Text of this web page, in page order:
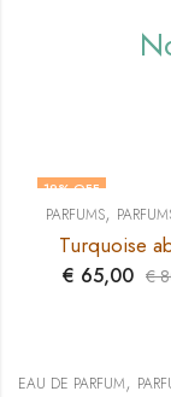
19% OFF
PARFUMS,
Turquoise
€ 65,00 €
EAU DE PARFUM,